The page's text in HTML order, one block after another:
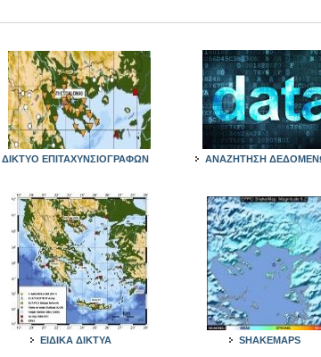
ΔΙΚΤΥΟ ΕΠΙΤΑΧΥΝΣΙΟΓΡΑΦΩΝ ΑΝΑΖΗΤΗΣΗ
ΕΙΔΙΚΑ ΔΙΚΤΥΑ SHAKEMAPS